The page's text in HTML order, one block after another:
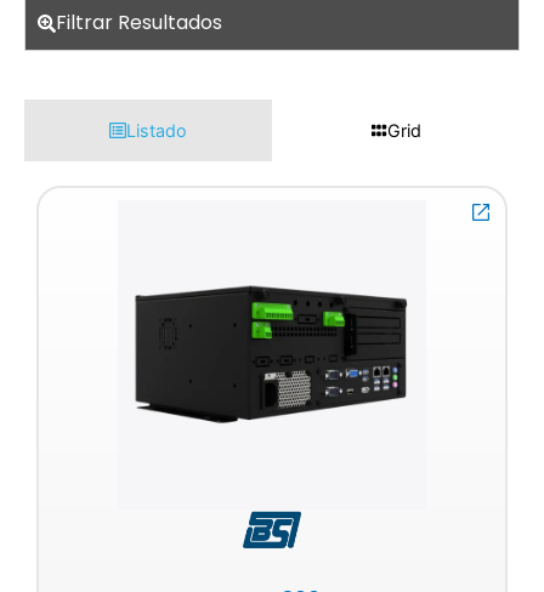
Filtrar Resultados
Listado Grid